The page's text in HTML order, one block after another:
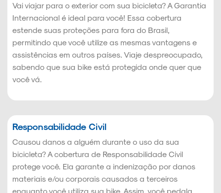
Vai viajar para o exterior com sua bicicleta? A Garantia
Internacional é ideal para você! Essa cobertura
estende suas proteções para fora do Brasil,
permitindo que você utilize as mesmas vantagens e
assistências em outros países. Viaje despreocupado,
sabendo que sua bike está protegida onde quer que
você vá.
Responsabilidade Civil
Causou danos a alguém durante o uso da sua
bicicleta? A cobertura de Responsabilidade Civil
protege você. Ela garante a indenização por danos
materiais e/ou corporais causados a terceiros
enquanto você utiliza sua bike. Assim, você pedala